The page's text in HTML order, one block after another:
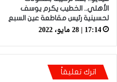
الأهلي.. الخطيب يكرم يوسف
لحسينية رئيس مقاطعة عين السبع
17:14 | 28 مايو، 2022
اترك تعليقاً